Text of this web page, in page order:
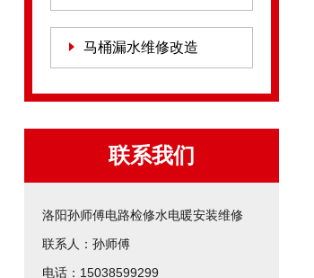
马桶漏水维修改造
联系我们
洛阳孙师傅电路检修水电暖安装维修
联系人：孙师傅
电话：15038599299